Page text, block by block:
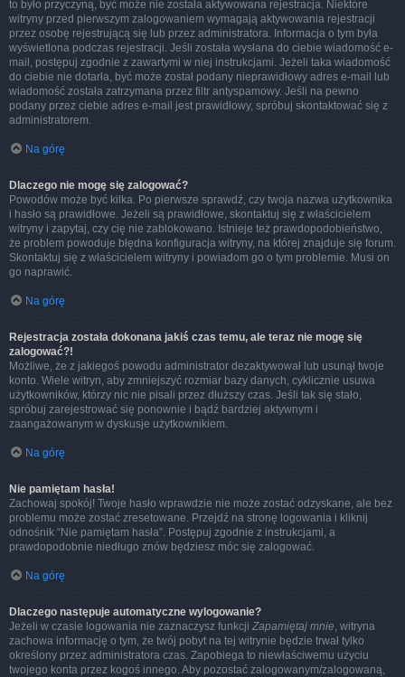
to było przyczyną, być może nie została aktywowana rejestracja. Niektóre
witryny przed pierwszym zalogowaniem wymagają aktywowania rejestracji
przez osobę rejestrującą się lub przez administratora. Informacja o tym była
wyświetlona podczas rejestracji. Jeśli została wysłana do ciebie wiadomość e-
mail, postępuj zgodnie z zawartymi w niej instrukcjami. Jeżeli taka wiadomość
do ciebie nie dotarła, być może został podany nieprawidłowy adres e-mail lub
wiadomość została zatrzymana przez filtr antyspamowy. Jeśli na pewno
podany przez ciebie adres e-mail jest prawidłowy, spróbuj skontaktować się z
administratorem.
Na górę
Dlaczego nie mogę się zalogować?
Powodów może być kilka. Po pierwsze sprawdź, czy twoja nazwa użytkownika
i hasło są prawidłowe. Jeżeli są prawidłowe, skontaktuj się z właścicielem
witryny i zapytaj, czy cię nie zablokowano. Istnieje też prawdopodobieństwo,
że problem powoduje błędna konfiguracja witryny, na której znajduje się forum.
Skontaktuj się z właścicielem witryny i powiadom go o tym problemie. Musi on
go naprawić.
Na górę
Rejestracja została dokonana jakiś czas temu, ale teraz nie mogę się
zalogować?!
Możliwe, że z jakiegoś powodu administrator dezaktywował lub usunął twoje
konto. Wiele witryn, aby zmniejszyć rozmiar bazy danych, cyklicznie usuwa
użytkowników, którzy nic nie pisali przez dłuższy czas. Jeśli tak się stało,
spróbuj zarejestrować się ponownie i bądź bardziej aktywnym i
zaangażowanym w dyskusje użytkownikiem.
Na górę
Nie pamiętam hasła!
Zachowaj spokój! Twoje hasło wprawdzie nie może zostać odzyskane, ale bez
problemu może zostać zresetowane. Przejdź na stronę logowania i kliknij
odnośnik “Nie pamiętam hasła”. Postępuj zgodnie z instrukcjami, a
prawdopodobnie niedługo znów będziesz móc się zalogować.
Na górę
Dlaczego następuje automatyczne wylogowanie?
Jeżeli w czasie logowania nie zaznaczysz funkcji Zapamiętaj mnie, witryna
zachowa informację o tym, że twój pobyt na tej witrynie będzie trwał tylko
określony przez administratora czas. Zapobiega to niewłaściwemu użyciu
twojego konta przez kogoś innego. Aby pozostać zalogowanym/zalogowaną,